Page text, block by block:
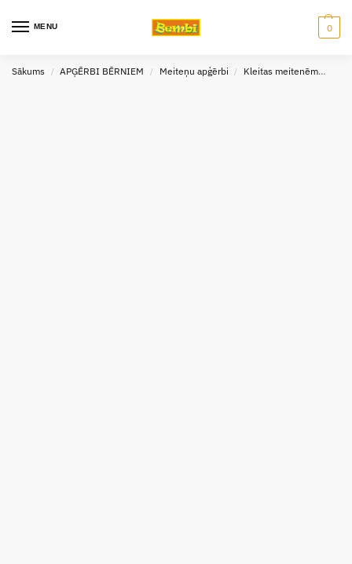
MENU 0
Sākums / APĢĒRBI BĒRNIEM / Meiteņu apģērbi / Kleitas meitenēm